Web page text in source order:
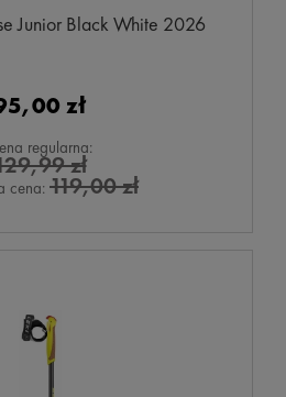
Junior Black White 2026
zł
regularna:
zł
cena: 119,00 zł